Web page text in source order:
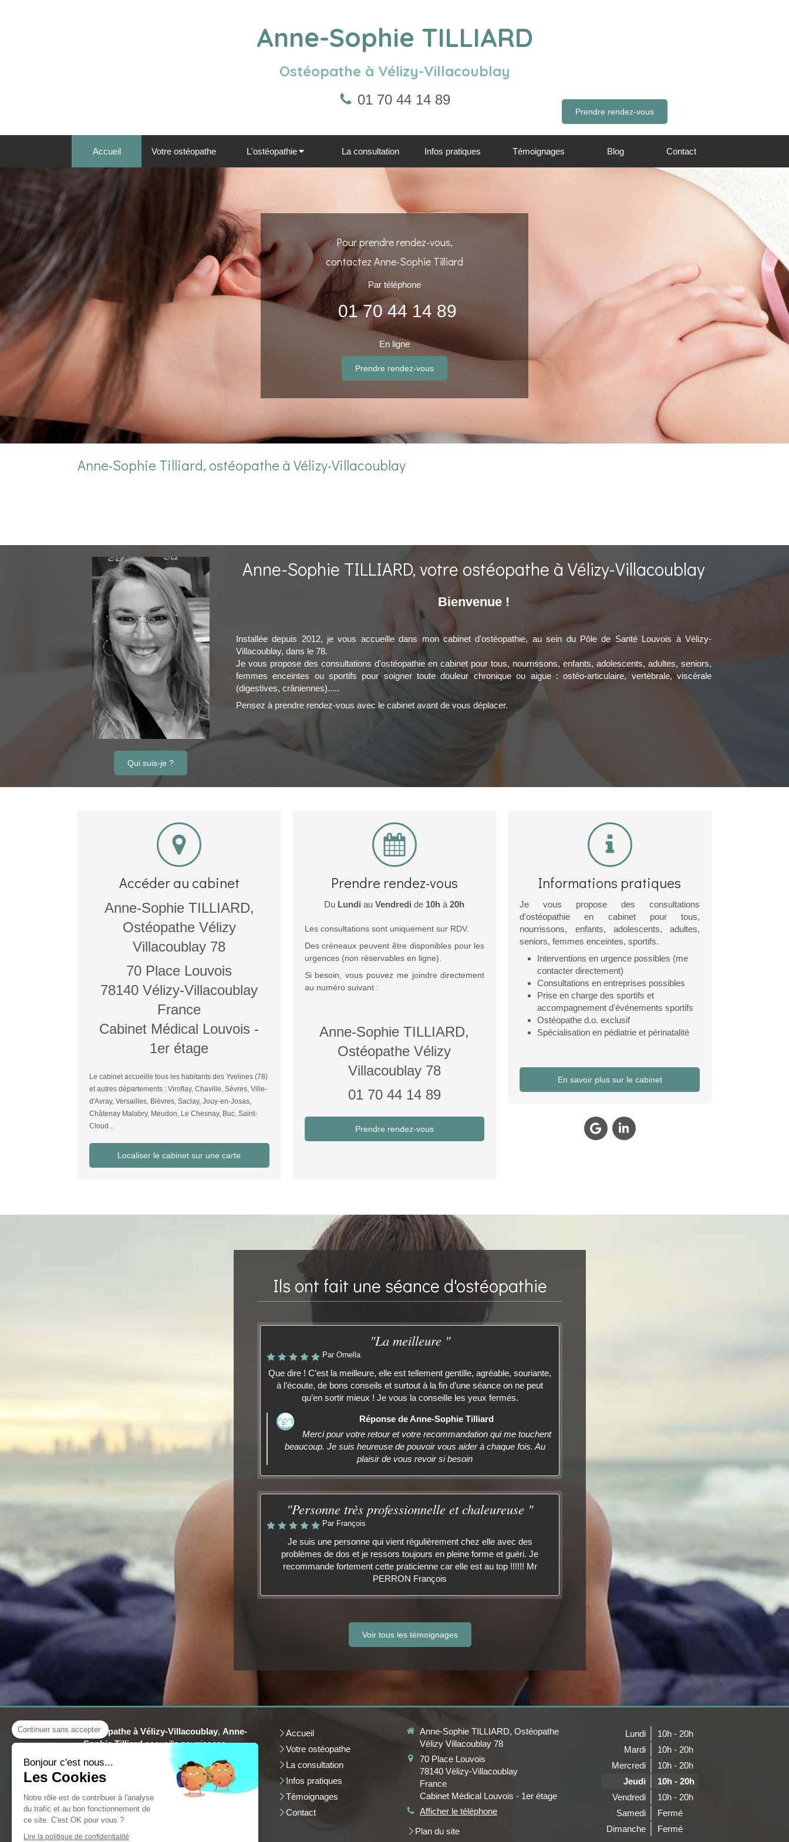
Anne-Sophie TILLIARD
Ostéopathe à Vélizy-Villacoublay
01 70 44 14 89
Prendre rendez-vous
Accueil Votre ostéopathe L'ostéopathie La consultation Infos pratiques Témoignages Blog Contact
Pour prendre rendez-vous,
contactez Anne-Sophie Tilliard
Par téléphone
01 70 44 14 89
En ligne
Prendre rendez-vous
Anne-Sophie Tilliard, ostéopathe à Vélizy-Villacoublay
Qui suis-je ?
Anne-Sophie TILLIARD, votre ostéopathe à Vélizy-Villacoublay
Bienvenue !
Installée depuis 2012, je vous accueille dans mon cabinet d'ostéopathie, au sein du Pôle de Santé Louvois à Vélizy-
Villacoublay, dans le 78.
Je vous propose des consultations d'ostéopathie en cabinet pour tous, nourrissons, enfants, adolescents, adultes, seniors,
femmes enceintes ou sportifs pour soigner toute douleur chronique ou aigue : ostéo-articulaire, vertébrale, viscérale
(digestives, crâniennes).....
Pensez à prendre rendez-vous avec le cabinet avant de vous déplacer.
Accéder au cabinet
Anne-Sophie TILLIARD,
Ostéopathe Vélizy
Villacoublay 78
70 Place Louvois
78140 Vélizy-Villacoublay
France
Cabinet Médical Louvois -
1er étage
Le cabinet accueille tous les habitants des Yvelines (78)
et autres départements : Viroflay, Chaville, Sèvres, Ville-
d'Avray, Versailles, Bièvres, Saclay, Jouy-en-Josas,
Châtenay Malabry, Meudon, Le Chesnay, Buc, Saint-
Cloud...
Localiser le cabinet sur une carte
Prendre rendez-vous
Du Lundi auVendredi de 10h à20h
Les consultations sont uniquement sur RDV.
Des créneaux peuvent être disponibles pour les
urgences (non réservables en ligne).
Si besoin, vous pouvez me joindre directement
au numéro suivant :
Anne-Sophie TILLIARD,
Ostéopathe Vélizy
Villacoublay 78
01 70 44 14 89
Prendre rendez-vous
Informations pratiques
Je vous propose des consultations
d'ostéopathie en cabinet pour tous,
nourrissons, enfants, adolescents, adultes,
seniors, femmes enceintes, sportifs.
Interventions en urgence possibles (me
contacter directement)
Consultations en entreprises possibles
Prise en charge des sportifs et
accompagnement d'événements sportifs
Ostéopathe d.o. exclusif
Spécialisation en pédiatrie et périnatalité
En savoir plus sur le cabinet
Ils ont fait une séance d'ostéopathie
"La meilleure "
Par Ornella
Que dire ! C’est la meilleure, elle est tellement gentille, agréable, souriante,
à l’écoute, de bons conseils et surtout à la fin d’une séance on ne peut
qu’en sortir mieux ! Je vous la conseille les yeux fermés.
Réponse de Anne-Sophie Tilliard
Merci pour votre retour et votre recommandation qui me touchent
beaucoup. Je suis heureuse de pouvoir vous aider à chaque fois. Au
plaisir de vous revoir si besoin
"Personne très professionnelle et chaleureuse "
Par François
Je suis une personne qui vient régulièrement chez elle avec des
problèmes de dos et je ressors toujours en pleine forme et guéri. Je
recommande fortement cette praticienne car elle est au top !!!!!! Mr
PERRON François
Voir tous les témoignages
Ostéopathe à Vélizy-Villacoublay, Anne-
Sophie Tilliardaccueille nourrissons,
enfants, adolescents, adultes, seniors,
femmes enceintes et sportifs dans son
cabinet situé dans le Cabinet Médical
Louvois au 70 PLACE LOUVOIS - 78140
Vélizy-Villacoublay, pour soulager vos
douleurs aigues et chroniques (lombalgie,
Accueil
Votre ostéopathe
La consultation
Infos pratiques
Témoignages
Contact
Anne-Sophie TILLIARD, Ostéopathe
Vélizy Villacoublay 78
70 Place Louvois
78140 Vélizy-Villacoublay
France
Cabinet Médical Louvois - 1er étage
Afficher le téléphone
Plan du site
Lundi
10h - 20h
Mardi
10h - 20h
Mercredi
10h - 20h
Jeudi
10h - 20h
Vendredi
10h - 20h
Samedi
Fermé
Dimanche
Fermé
Continuer sans accepter
Bonjour c'est nous...
Les Cookies
Notre rôle est de contribuer à l'analyse
du trafic et au bon fonctionnement de
ce site. C'est OK pour vous ?
Lire la politique de confidentialité